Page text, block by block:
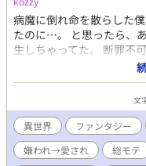
病魔に倒れ命を散らした
たのに…。 と思ったら、
生しちゃってた。 断罪不
由…だと？ よーし！あの
張って一日も早く断罪さ
は…何故？ すこしおバカ
ごとくR18は保険です。
溺愛する』書籍化となり
て頂けたらとっても嬉し
文
異世界 ファンタジー
嫌われ→愛され
総モテ